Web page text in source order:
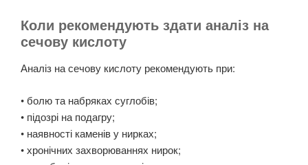
Коли рекомендують здати аналіз на
сечову кислоту
Аналіз на сечову кислоту рекомендують при:
• болю та набряках суглобів;
• підозрі на подагру;
• наявності каменів у нирках;
• хронічних захворюваннях нирок;